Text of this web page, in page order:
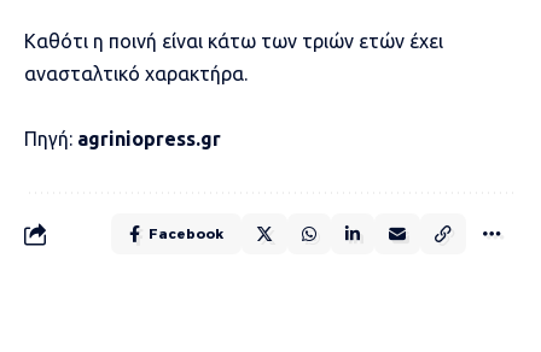
Καθότι η ποινή είναι κάτω των τριών ετών έχει
ανασταλτικό χαρακτήρα.
Πηγή: agriniopress.gr
Facebook